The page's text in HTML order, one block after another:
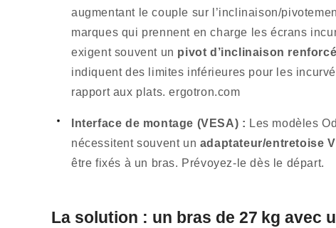
augmentant le couple sur l’inclinaison/
marques qui prennent en charge les écrans
exigent souvent un pivot d’inclinaison renforcé
indiquent des limites inférieures pour les
rapport aux plats.ergotron.com
Interface de montage (VESA) : Les modèles
nécessitent souvent un adaptateur/entretoise
être fixés à un bras. Prévoyez-le dès le départ.
La solution : un bras de 27 kg avec